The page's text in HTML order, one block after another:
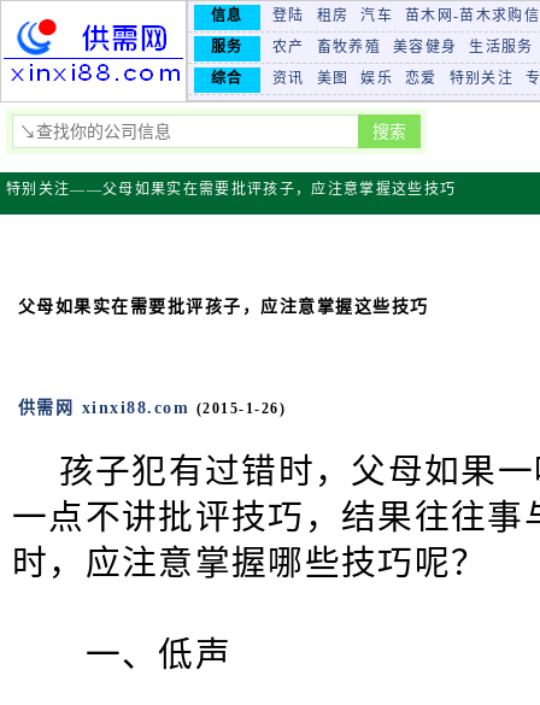
信息 登陆 租房 汽车
苗木网-苗木求购
服务
农产 畜牧养殖 美容健身
生活服务
综合
资讯 美图 娱乐 恋爱 特别关注
特别关注——父母如果实在需要批评孩子，应注意掌握这些技巧
父母如果实在需要批评孩子，应注意掌握这些技巧
供需网 xinxi88.com (2015-1-26)
孩子犯有过错时，父母如果一
一点不讲批评技巧，结果往往
时，应注意掌握哪些技巧呢？
一、低声